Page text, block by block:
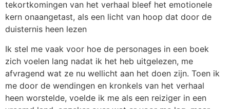
tekortkomingen van het verhaal bleef het emotionele
kern onaangetast, als een licht van hoop dat door de
duisternis heen lezen
Ik stel me vaak voor hoe de personages in een boek
zich voelen lang nadat ik het heb uitgelezen, me
afvragend wat ze nu wellicht aan het doen zijn. Toen ik
me door de wendingen en kronkels van het verhaal
heen worstelde, voelde ik me als een reiziger in een